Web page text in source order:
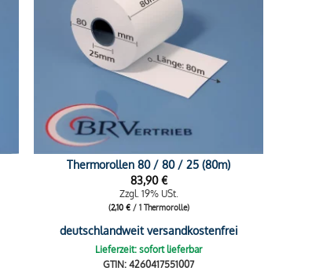
Thermorollen 80 / 80 / 25 (80m)
83,90€
Zzgl. 19% USt.
(2,10 €/ 1 Thermorolle)
deutschlandweit versandkostenfrei
Lieferzeit: sofort lieferbar
GTIN: 4260417551007